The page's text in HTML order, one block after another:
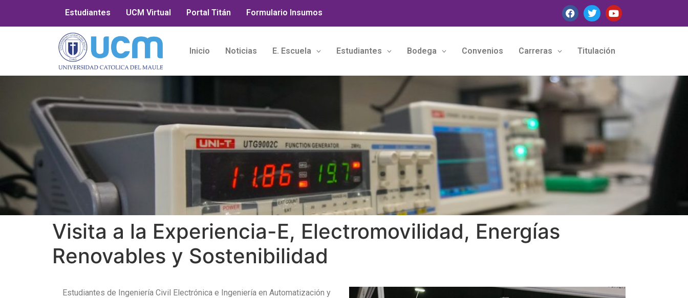
Estudiantes UCM Virtual Portal Titán Formulario Insumos
Inicio Noticias E. Escuela Estudiantes Bodega Convenios Carreras Titulación
Visita a la Experiencia-E, Electromovilidad, Energías
Renovables y Sostenibilidad
Estudiantes de Ingeniería Civil Electrónica e Ingeniería en Automatización y